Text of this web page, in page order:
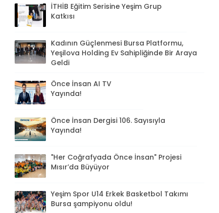
İTHİB Eğitim Serisine Yeşim Grup
Katkısı
Kadının Güçlenmesi Bursa Platformu,
Yeşilova Holding Ev Sahipliğinde Bir Araya
Geldi
Önce İnsan AI TV
Yayında!
Önce İnsan Dergisi 106. Sayısıyla
Yayında!
"Her Coğrafyada Önce İnsan" Projesi
Mısır’da Büyüyor
Yeşim Spor U14 Erkek Basketbol Takımı
Bursa şampiyonu oldu!